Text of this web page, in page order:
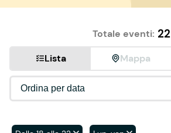
Totale eventi: 22
Lista Mappa